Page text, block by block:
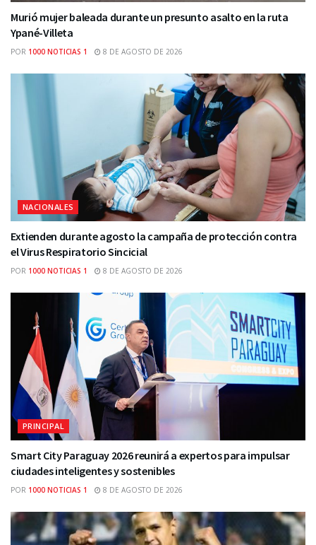
Murió mujer baleada durante un presunto asalto en la ruta
Ypané-Villeta
POR 1000 NOTICIAS 1 8 DE AGOSTO DE 2026
NACIONALES
Extienden durante agosto la campaña de protección contra
el Virus Respiratorio Sincicial
POR 1000 NOTICIAS 1 8 DE AGOSTO DE 2026
PRINCIPAL
Smart City Paraguay 2026 reunirá a expertos para impulsar
ciudades inteligentes y sostenibles
POR 1000 NOTICIAS 1 8 DE AGOSTO DE 2026